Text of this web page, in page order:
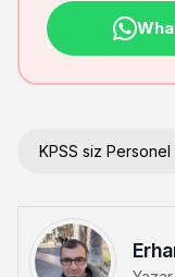
KPSS siz Personel